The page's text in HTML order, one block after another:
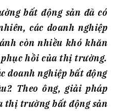
bất động sản đã có
các doanh nghiệp
còn nhiều khó khăn
phục hồi của thị trường.
doanh nghiệp bất động
Theo ông, giải pháp
thị trường bất động sản